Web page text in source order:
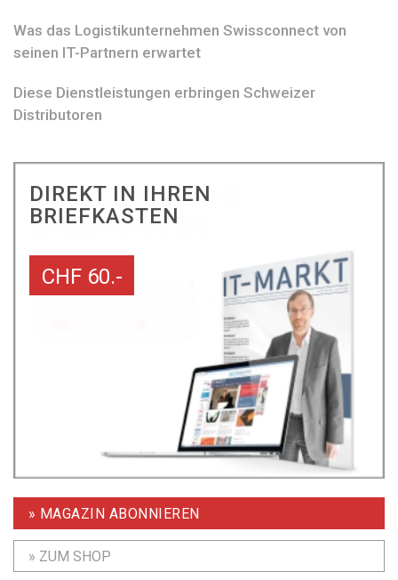
Was das Logistikunternehmen Swissconnect von
seinen IT-Partnern erwartet
Diese Dienstleistungen erbringen Schweizer
Distributoren
DIREKT IN IHREN
BRIEFKASTEN
CHF 60.-
» MAGAZIN ABONNIEREN
» ZUM SHOP